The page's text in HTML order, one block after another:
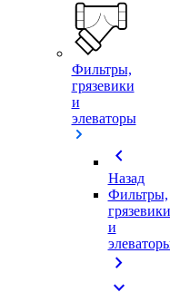
Фильтры,
грязевики
и
элеваторы
chevron_left
Назад
Фильтры,
грязевики
и
chevron_right
expand_more